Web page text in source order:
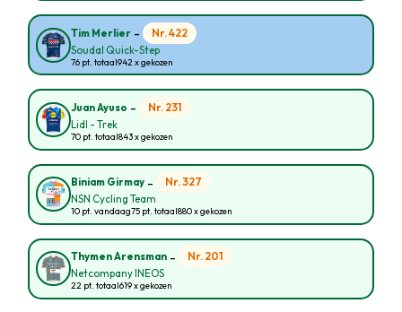
Tim Merlier - Nr. 422
Soudal Quick-Step
76 pt. totaal942 x gekozen
Juan Ayuso - Nr. 231
Lidl - Trek
70 pt. totaal843 x gekozen
Biniam Girmay - Nr. 327
NSN Cycling Team
10 pt. vandaag75 pt. totaal880 x gekozen
Thymen Arensman - Nr. 201
Netcompany INEOS
22 pt. totaal619 x gekozen